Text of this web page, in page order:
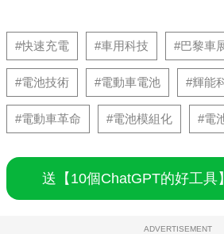
#快速充電 #車用科技 #巴黎車
#電池技術 #電動車電池 #輝能
#電動車革命 #電池模組化 #電
送【10個ChatGPT的好工具
ADVERTISEMENT